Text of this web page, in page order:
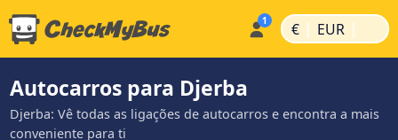
€ | EUR |
Autocarros para Djerba
Djerba: Vê todas as ligações de autocarros e encontra a mais
conveniente para ti